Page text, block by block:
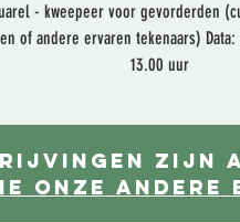
- kweepeer voor gevorderden
of andere ervaren tekenaars)
13.00 uur
zijn
onze andere